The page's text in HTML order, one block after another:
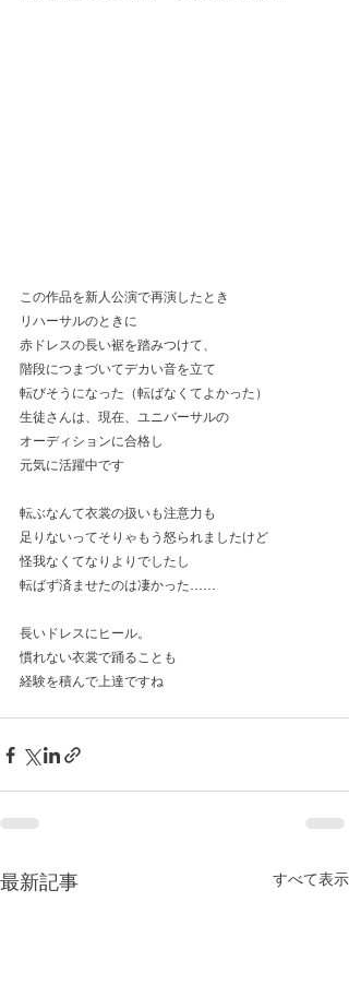
この作品を新人公演で再演したとき
リハーサルのときに
赤ドレスの長い裾を踏みつけて、
階段につまづいてデカい音を立て
転びそうになった（転ばなくてよかった）
生徒さんは、現在、ユニバーサルの
オーディションに合格し
元気に活躍中です
転ぶなんて衣裳の扱いも注意力も
足りないってそりゃもう怒られましたけど
怪我なくてなりよりでしたし
転ばず済ませたのは凄かった……
長いドレスにヒール。
慣れない衣裳で踊ることも
経験を積んで上達ですね
最新記事 すべて表示